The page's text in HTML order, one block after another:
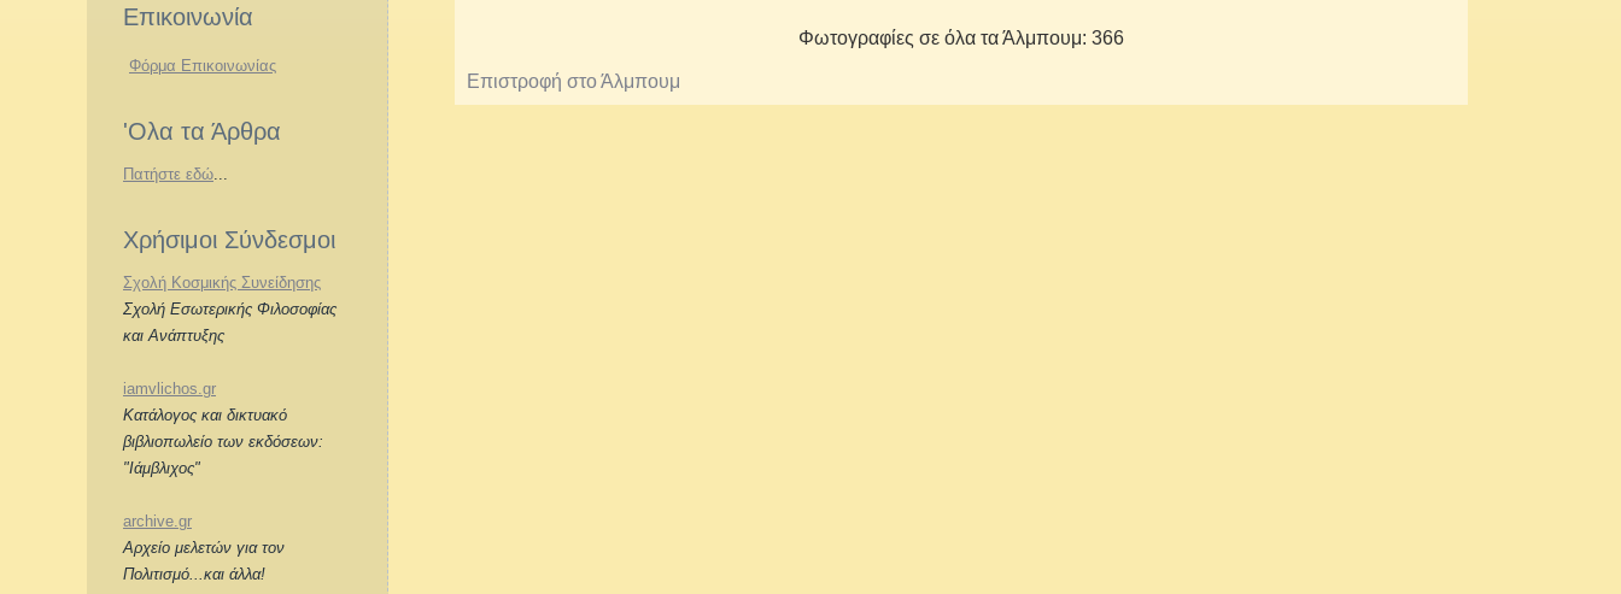
Επικοινωνία
Φόρμα Επικοινωνίας
'Ολα τα Άρθρα
Πατήστε εδώ...
Χρήσιμοι Σύνδεσμοι
Σχολή Κοσμικής Συνείδησης
Σχολή Εσωτερικής Φιλοσοφίας
και Ανάπτυξης
iamvlichos.gr
Κατάλογος και δικτυακό
βιβλιοπωλείο των εκδόσεων:
"Ιάμβλιχος"
archive.gr
Αρχείο μελετών για τον
Πολιτισμό...και άλλα!
Φωτογραφίες σε όλα τα Άλμπουμ: 366
Επιστροφή στο Άλμπουμ